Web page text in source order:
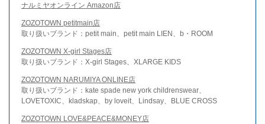
ナルミヤオンライン Amazon店
ZOZOTOWN petitmain店
取り扱いブランド：petit main、petit main LIEN、b・ROOM
ZOZOTOWN X-girl Stages店
取り扱いブランド：X-girl Stages、XLARGE KIDS
ZOZOTOWN NARUMIYA ONLINE店
取り扱いブランド：kate spade new york childrenswear、
LOVETOXIC、kladskap、by loveit、Lindsay、BLUE CROSS
ZOZOTOWN LOVE&PEACE&MONEY店